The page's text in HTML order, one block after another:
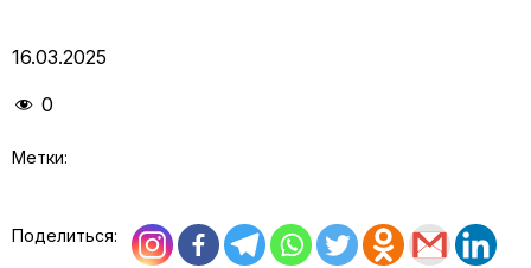
16.03.2025
0
Метки:
Поделиться: